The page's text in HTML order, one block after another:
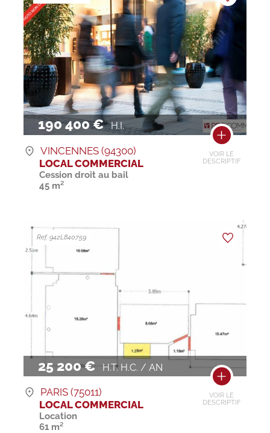
190 400 € H.I.
VOIR LE
DESCRIPTIF
VINCENNES (94300)
LOCAL COMMERCIAL
Cession droit au bail
45 m²
25 200 € H.T. H.C. / AN
VOIR LE
DESCRIPTIF
Ref. 942L840759
PARIS (75011)
LOCAL COMMERCIAL
Location
61 m²